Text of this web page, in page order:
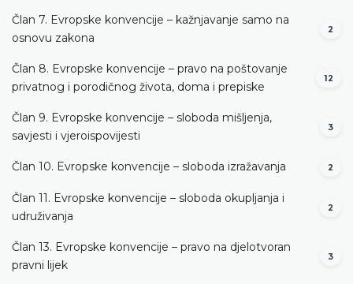
Član 7. Evropske konvencije – kažnjavanje samo na
osnovu zakona
2
Član 8. Evropske konvencije – pravo na poštovanje
privatnog i porodičnog života, doma i prepiske
12
Član 9. Evropske konvencije – sloboda mišljenja,
savjesti i vjeroispovijesti
3
Član 10. Evropske konvencije – sloboda izražavanja 2
Član 11. Evropske konvencije – sloboda okupljanja i
udruživanja
2
Član 13. Evropske konvencije – pravo na djelotvoran
pravni lijek
3